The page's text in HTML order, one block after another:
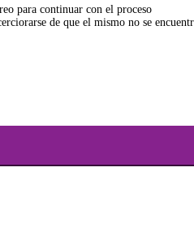
para continuar con el proceso
de que el mismo no se